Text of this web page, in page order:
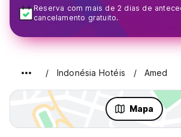
Reserva com mais de 2 dias de
cancelamento gratuito.
Indonésia Hotéis Amed
Mapa